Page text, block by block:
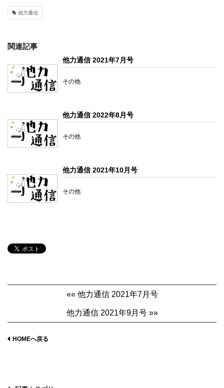
他力通信
関連記事
他力通信 2021年7月号
その他
他力通信 2022年8月号
その他
他力通信 2021年10月号
その他
«« 他力通信 2021年7月号
他力通信 2021年9月号 »»
HOMEへ戻る